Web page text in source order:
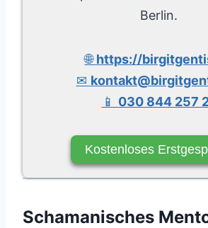
Berlin.
🌐https://
✉
📱 030 844 257
Kostenloses
Schamanisches